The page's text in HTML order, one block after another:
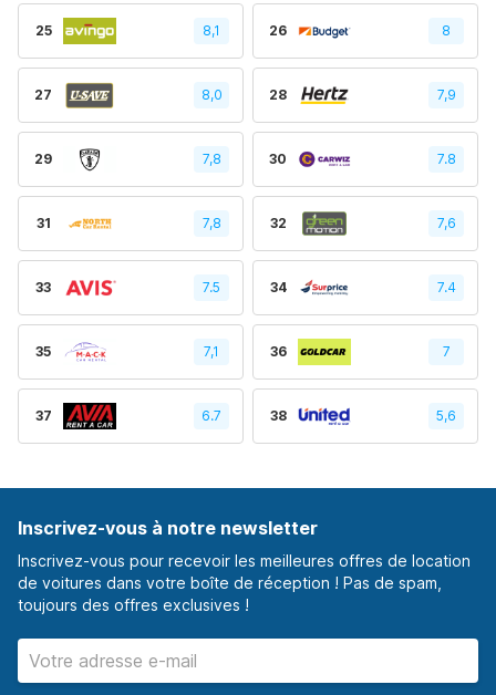
25 8,1 26 8
27 8,0 28 7,9
29 7,8 30 7.8
31 7,8 32 7,6
33 7.5 34 7.4
35 7,1 36 7
37 6.7 38 5,6
Inscrivez-vous à notre newsletter
Inscrivez-vous pour recevoir les meilleures offres de location
de voitures dans votre boîte de réception ! Pas de spam,
toujours des offres exclusives !